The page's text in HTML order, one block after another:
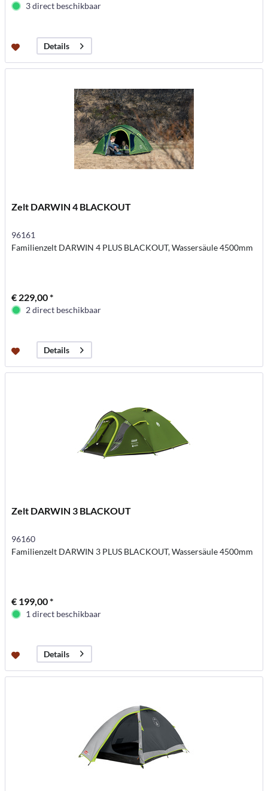
3 direct beschikbaar
Details
Zelt DARWIN 4 BLACKOUT
96161
Familienzelt DARWIN 4 PLUS BLACKOUT, Wassersäule 4500mm
€ 229,00 *
2 direct beschikbaar
Details
Zelt DARWIN 3 BLACKOUT
96160
Familienzelt DARWIN 3 PLUS BLACKOUT, Wassersäule 4500mm
€ 199,00 *
1 direct beschikbaar
Details